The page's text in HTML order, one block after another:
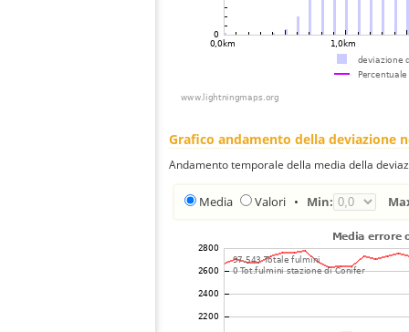
Grafico andamento della deviazione
Andamento temporale della media della
Media Valori • Min: